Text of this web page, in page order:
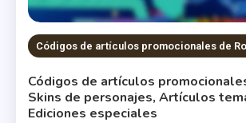
Códigos de artículos promocionales de
Códigos de artículos
Skins de personajes, Artículos
Ediciones especiales